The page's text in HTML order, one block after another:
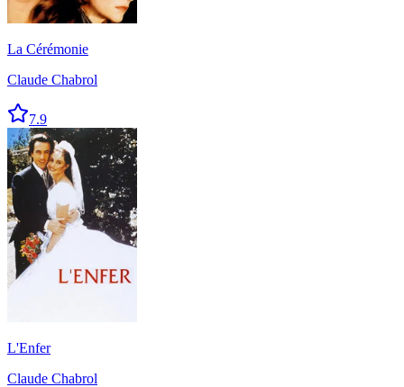
La Cérémonie
Claude Chabrol
7.9
L'Enfer
Claude Chabrol